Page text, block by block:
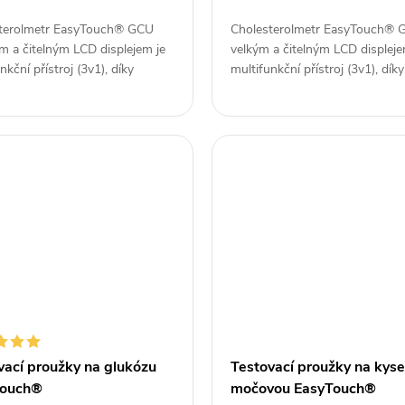
EasyTouch® GCU
a čitelným LCD displejem je
přístroj (3v1), díky
Cholesterolmetr EasyTouch®
velkým a čitelným LCD
multifunkční přístroj (3v1), díky
proužky na glukózu
Testovací proužky na
močovou EasyTouch®